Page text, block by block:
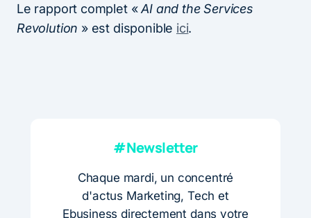
Le rapport complet «AI and the Services
Revolution » est disponible ici.
#Newsletter
Chaque mardi, un concentré
d'actus Marketing, Tech et
Ebusiness directement dans votre